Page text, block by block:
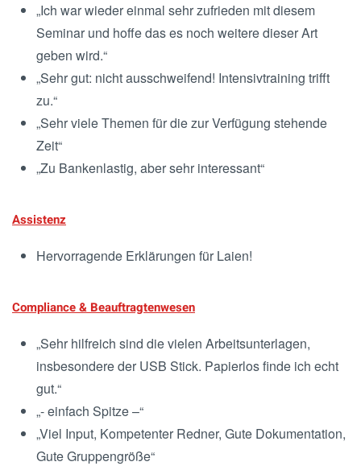
„Ich war wieder einmal sehr zufrieden mit diesem
Seminar und hoffe das es noch weitere dieser Art
geben wird.“
„Sehr gut: nicht ausschweifend! Intensivtraining trifft
zu.“
„Sehr viele Themen für die zur Verfügung stehende
Zeit“
„Zu Bankenlastig, aber sehr interessant“
Assistenz
Hervorragende Erklärungen für Laien!
Compliance & Beauftragtenwesen
„Sehr hilfreich sind die vielen Arbeitsunterlagen,
insbesondere der USB Stick. Papierlos finde ich echt
gut.“
„- einfach Spitze –“
„Viel Input, Kompetenter Redner, Gute Dokumentation,
Gute Gruppengröße“